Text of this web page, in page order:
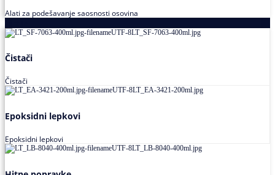
Alati za podešavanje saosnosti osovina
Čistači
Čistači
Epoksidni lepkovi
Epoksidni lepkovi